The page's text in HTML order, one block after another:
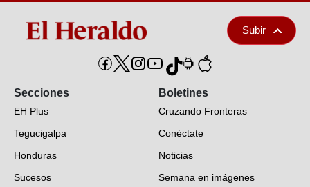
Subir
Secciones
EH Plus
Tegucigalpa
Honduras
Sucesos
Boletines
Cruzando Fronteras
Conéctate
Noticias
Semana en imágenes